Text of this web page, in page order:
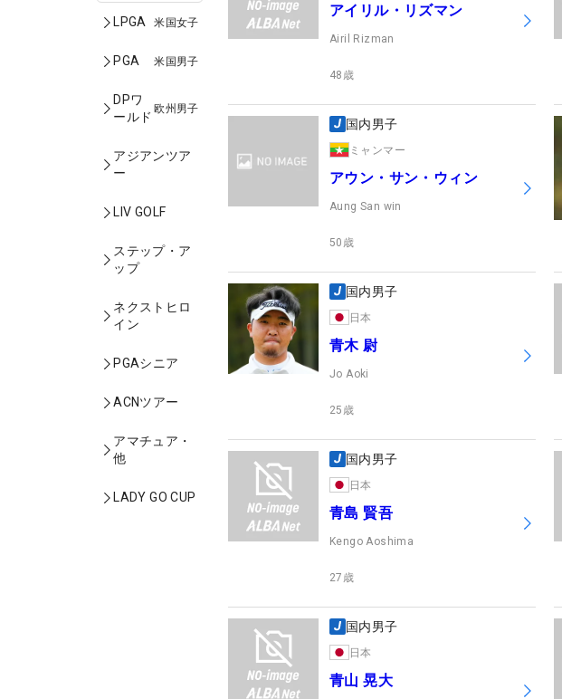
LPGA 米国女子
PGA 米国男子
DPワ
ールド
欧州男子
アジアンツア
ー
LIV GOLF
ステップ・ア
ップ
ネクストヒロ
イン
PGAシニア
ACNツアー
アマチュア・
他
LADY GO CUP
アイリル・リズマン
Airil Rizman
48 歳
国内男子
ミャンマー
アウン・サン・ウィン
Aung San win
50 歳
国内男子
日本
青木 尉
Jo Aoki
25 歳
国内男子
日本
青島 賢吾
Kengo Aoshima
27 歳
国内男子
日本
青山 晃大